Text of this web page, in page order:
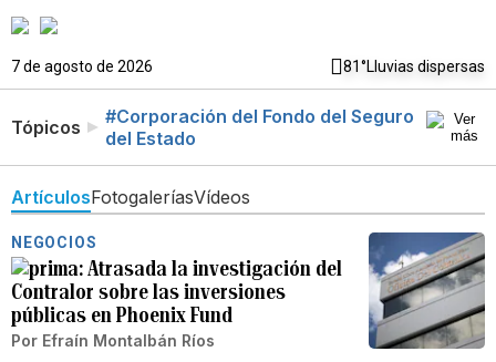
7 de agosto de 2026 81°Lluvias dispersas
Tópicos
#Corporación del Fondo del Seguro
del Estado
ArtículosFotogaleríasVídeos
NEGOCIOS
Atrasada la investigación del
Contralor sobre las inversiones
públicas en Phoenix Fund
Por Efraín Montalbán Ríos